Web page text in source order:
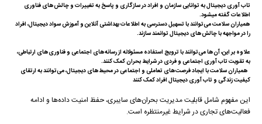
تاب آوری دیجیتال به توانایی سازمان‌ و افراد در سازگاری و پاسخ به تغییرات و چالش‌های فناوری
اطلاعات گفته میشود.
همیاران سلامت می‌توانند با تسهیل دسترسی به اطلاعات بهداشتی آنلاین و آموزش سواد دیجیتال، افراد
را در مواجهه با چالش‌های دیجیتال توانمند سازند.
علاوه بر این، آن‌ها می‌توانند با ترویج استفاده مسئولانه از رسانه‌های اجتماعی و فناوری‌های ارتباطی،
به تقویت تاب آوری اجتماعی و فردی در شرایط بحران کمک کنند.
همیاران سلامت با ایجاد فرصت‌های تعاملی و اجتماعی در محیط‌های دیجیتال، می‌توانند به ارتقای
کیفیت زندگی و تاب آوری دیجیتال افراد کمک کنند
این مفهوم شامل قابلیت مدیریت بحران‌های سایبری، حفظ امنیت داده‌ها و ادامه
فعالیت‌های تجاری در شرایط غیرمنتظره است.